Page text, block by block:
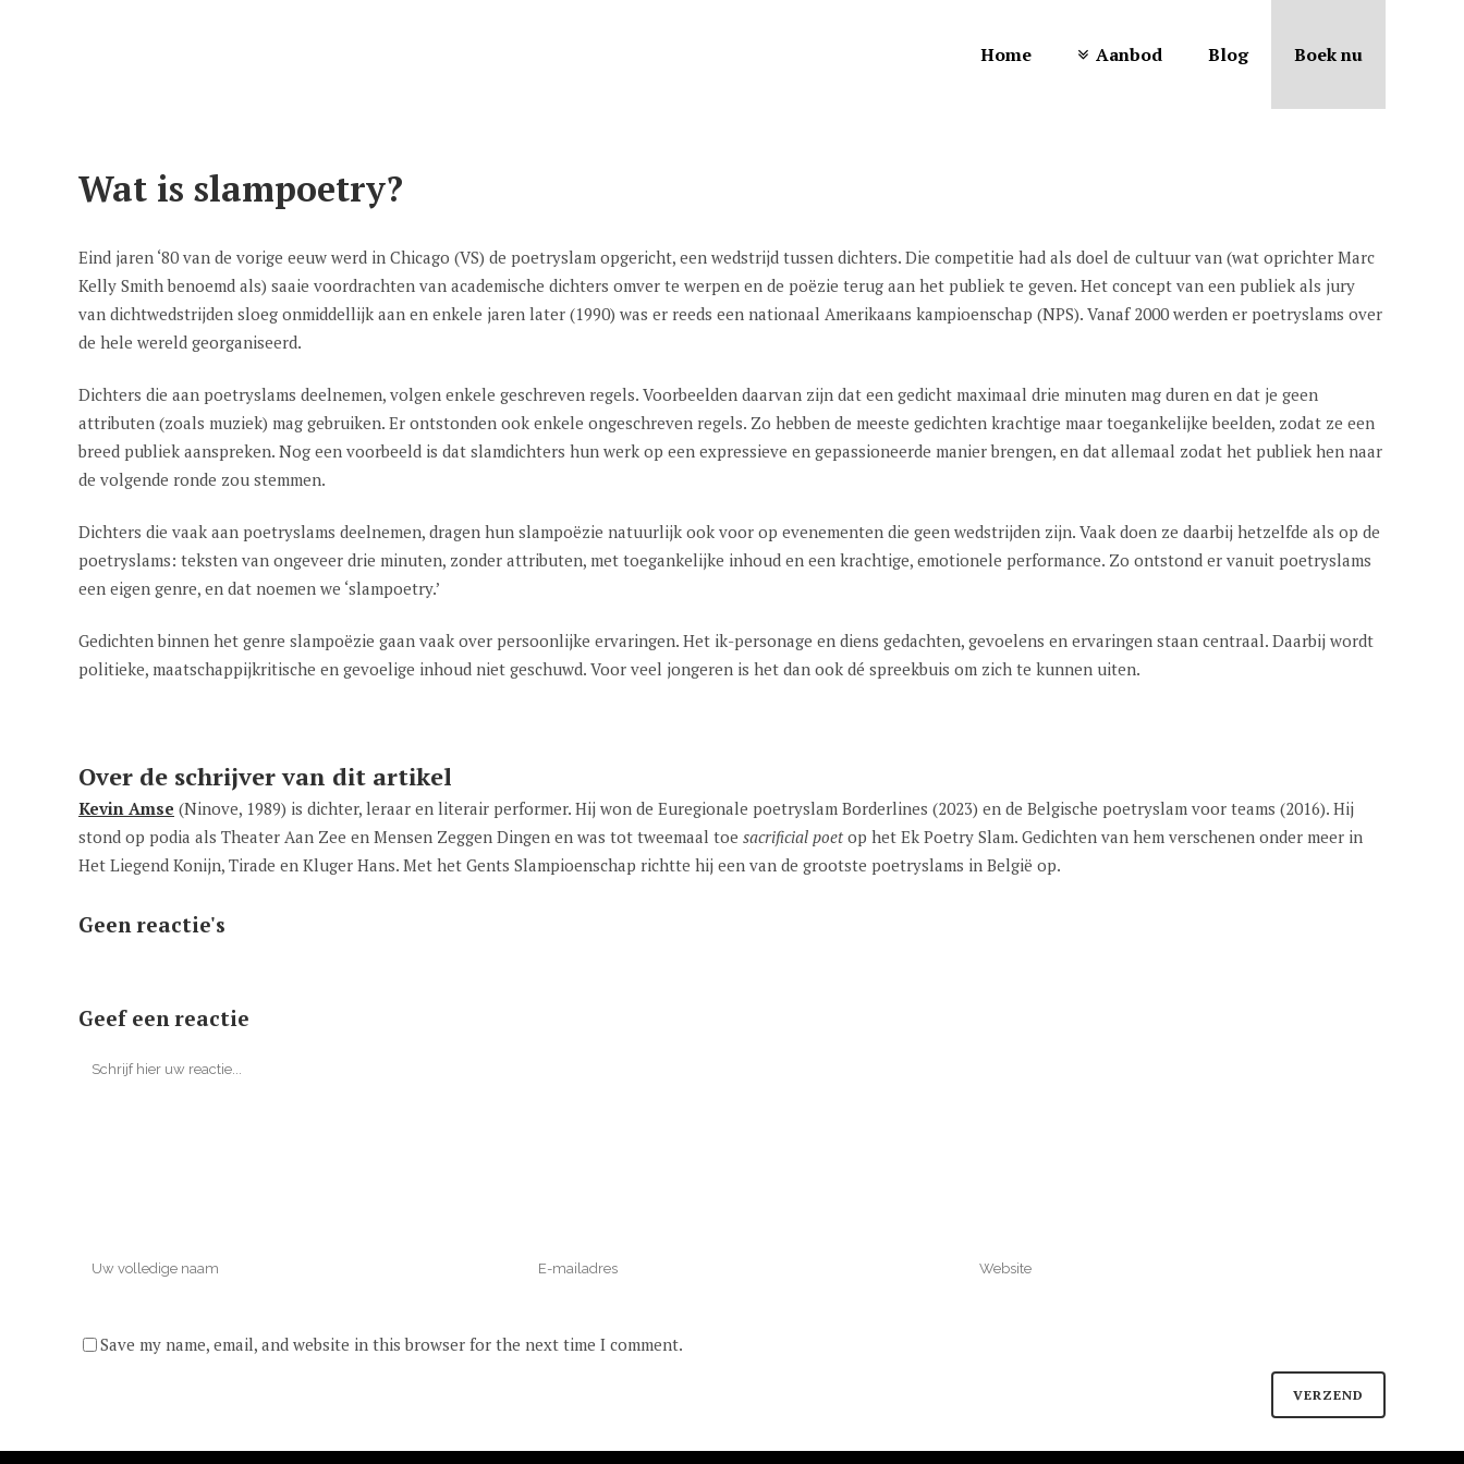
Home Aanbod Blog Boek nu
Wat is slampoetry?
Eind jaren ‘80 van de vorige eeuw werd in Chicago (VS) de poetryslam opgericht, een wedstrijd tussen dichters. Die competitie had als doel de cultuur van (wat oprichter Marc
Kelly Smith benoemd als) saaie voordrachten van academische dichters omver te werpen en de poëzie terug aan het publiek te geven. Het concept van een publiek als jury
van dichtwedstrijden sloeg onmiddellijk aan en enkele jaren later (1990) was er reeds een nationaal Amerikaans kampioenschap (NPS). Vanaf 2000 werden er poetryslams over
de hele wereld georganiseerd.
Dichters die aan poetryslams deelnemen, volgen enkele geschreven regels. Voorbeelden daarvan zijn dat een gedicht maximaal drie minuten mag duren en dat je geen
attributen (zoals muziek) mag gebruiken. Er ontstonden ook enkele ongeschreven regels. Zo hebben de meeste gedichten krachtige maar toegankelijke beelden, zodat ze een
breed publiek aanspreken. Nog een voorbeeld is dat slamdichters hun werk op een expressieve en gepassioneerde manier brengen, en dat allemaal zodat het publiek hen naar
de volgende ronde zou stemmen.
Dichters die vaak aan poetryslams deelnemen, dragen hun slampoëzie natuurlijk ook voor op evenementen die geen wedstrijden zijn. Vaak doen ze daarbij hetzelfde als op de
poetryslams: teksten van ongeveer drie minuten, zonder attributen, met toegankelijke inhoud en een krachtige, emotionele performance. Zo ontstond er vanuit poetryslams
een eigen genre, en dat noemen we ‘slampoetry.’
Gedichten binnen het genre slampoëzie gaan vaak over persoonlijke ervaringen. Het ik-personage en diens gedachten, gevoelens en ervaringen staan centraal. Daarbij wordt
politieke, maatschappijkritische en gevoelige inhoud niet geschuwd. Voor veel jongeren is het dan ook dé spreekbuis om zich te kunnen uiten.
Over de schrijver van dit artikel
Kevin Amse (Ninove, 1989) is dichter, leraar en literair performer. Hij won de Euregionale poetryslam Borderlines (2023) en de Belgische poetryslam voor teams (2016). Hij
stond op podia als Theater Aan Zee en Mensen Zeggen Dingen en was tot tweemaal toe sacrificial poetop het Ek Poetry Slam. Gedichten van hem verschenen onder meer in
Het Liegend Konijn, Tirade en Kluger Hans. Met het Gents Slampioenschap richtte hij een van de grootste poetryslams in België op.
Geen reactie's
Geef een reactie
Save my name, email, and website in this browser for the next time I comment.